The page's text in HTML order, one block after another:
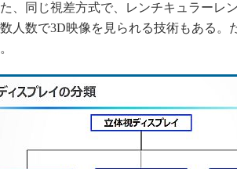
メイド
植物工場
グローバ
、同じ視差方式で、レンチキュラーレ
人数で3D映像を見られる技術もある。